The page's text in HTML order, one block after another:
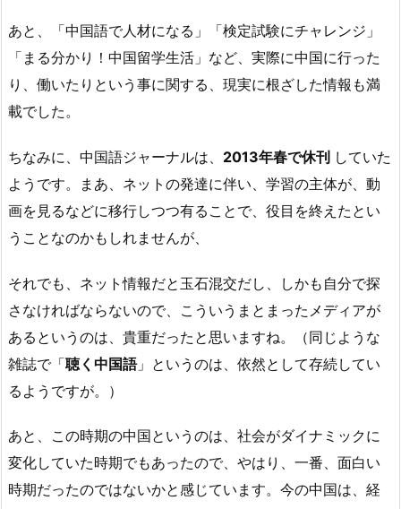
あと、「中国語で人材になる」「検定試験にチャレンジ」
「まる分かり！中国留学生活」など、実際に中国に行った
り、働いたりという事に関する、現実に根ざした情報も満
載でした。
ちなみに、中国語ジャーナルは、 2013年春で休刊 していた
ようです。まあ、ネットの発達に伴い、学習の主体が、動
画を見るなどに移行しつつ有ることで、役目を終えたとい
うことなのかもしれませんが、
それでも、ネット情報だと玉石混交だし、しかも自分で探
さなければならないので、こういうまとまったメディアが
あるというのは、貴重だったと思いますね。（同じような
雑誌で「聴く中国語」というのは、依然として存続してい
るようですが。）
あと、この時期の中国というのは、社会がダイナミックに
変化していた時期でもあったので、やはり、一番、面白い
時期だったのではないかと感じています。今の中国は、経